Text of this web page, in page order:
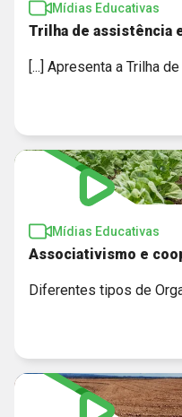
Mídias Educativas
Trilha de assistência
[...] Apresenta a Trilha
Mídias Educativas
Associativismo e
Diferentes tipos de